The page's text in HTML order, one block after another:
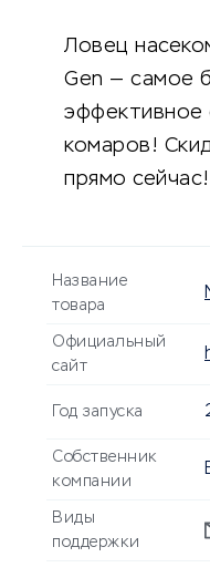
Ловец
Gen — самое
эффективное
комаров!
прямо сейчас!
Название
товара
Официальный
сайт
Год запуска
Собственник
компании
Виды
поддержки